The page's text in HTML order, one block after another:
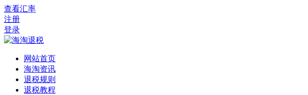
查看汇率
注册
登录
网站首页
海淘资讯
退税规则
退税教程